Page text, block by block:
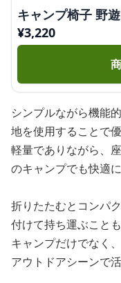
キャンプ椅子 野
¥3,220
シンプルながら機能
地を使用することで
軽量でありながら、
のキャンプでも快適に
折りたたむとコンパ
付けて持ち運ぶことも
キャンプだけでなく
アウトドアシーンで